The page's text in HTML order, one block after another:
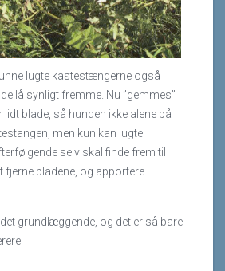
lugte kastestængerne også
lå synligt fremme. Nu ”gemmes”
blade, så hunden ikke alene på
men kun kan lugte
selv skal finde frem til
fjerne bladene, og apportere
grundlæggende, og det er så bare